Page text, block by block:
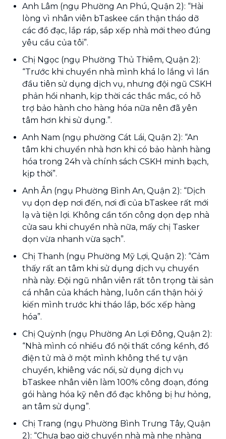
Anh Lâm (ngụ Phường An Phú, Quận 2): “Hài
lòng vì nhân viên bTaskee cẩn thận tháo dỡ
các đồ đạc, lắp ráp, sắp xếp nhà mới theo đúng
yêu cầu của tôi”.
Chị Ngọc (ngụ Phường Thủ Thiêm, Quận 2):
“Trước khi chuyển nhà mình khá lo lắng vì lần
đầu tiên sử dụng dịch vụ, nhưng đội ngũ CSKH
phản hồi nhanh, kịp thời các thắc mắc, có hỗ
trợ bảo hành cho hàng hóa nữa nên đã yên
tâm hơn khi sử dụng.”.
Anh Nam (ngụ phường Cát Lái, Quận 2): “An
tâm khi chuyển nhà hơn khi có bảo hành hàng
hóa trong 24h và chính sách CSKH minh bạch,
kịp thời”.
Anh Ân (ngụ Phường Bình An, Quận 2): “Dịch
vụ dọn dẹp nơi đến, nơi đi của bTaskee rất mới
lạ và tiện lợi. Không cần tốn công dọn dẹp nhà
cửa sau khi chuyển nhà nữa, mấy chị Tasker
dọn vừa nhanh vừa sạch”.
Chị Thanh (ngụ Phường Mỹ Lợi, Quận 2): “Cảm
thấy rất an tâm khi sử dụng dịch vụ chuyển
nhà này. Đội ngũ nhân viên rất tôn trọng tài sản
cá nhân của khách hàng, luôn cẩn thận hỏi ý
kiến mình trước khi tháo lắp, bốc xếp hàng
hóa”.
Chị Quỳnh (ngụ Phường An Lợi Đông, Quận 2):
“Nhà mình có nhiều đồ nội thất cồng kềnh, đồ
điện tử mà ở một mình không thể tự vận
chuyển, khiêng vác nổi, sử dụng dịch vụ
bTaskee nhân viên làm 100% công đoạn, đóng
gói hàng hóa kỹ nên đồ đạc không bị hư hỏng,
an tâm sử dụng”.
Chị Trang (ngụ Phường Bình Trưng Tây, Quận
2): “Chưa bao giờ chuyển nhà mà nhẹ nhàng